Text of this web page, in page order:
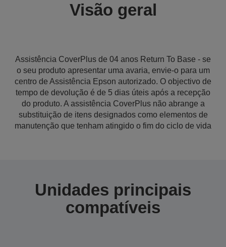
Visão geral
Assistência CoverPlus de 04 anos Return To Base - se
o seu produto apresentar uma avaria, envie-o para um
centro de Assistência Epson autorizado. O objectivo de
tempo de devolução é de 5 dias úteis após a recepção
do produto. A assistência CoverPlus não abrange a
substituição de itens designados como elementos de
manutenção que tenham atingido o fim do ciclo de vida
Unidades principais
compatíveis